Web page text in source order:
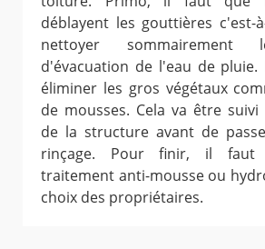
déblayent les gouttières c'est-
nettoyer sommairement
d'évacuation de l'eau de pluie.
éliminer les gros végétaux
de mousses. Cela va être
de la structure avant de
rinçage. Pour finir, il faut
traitement anti-mousse ou
choix des propriétaires.